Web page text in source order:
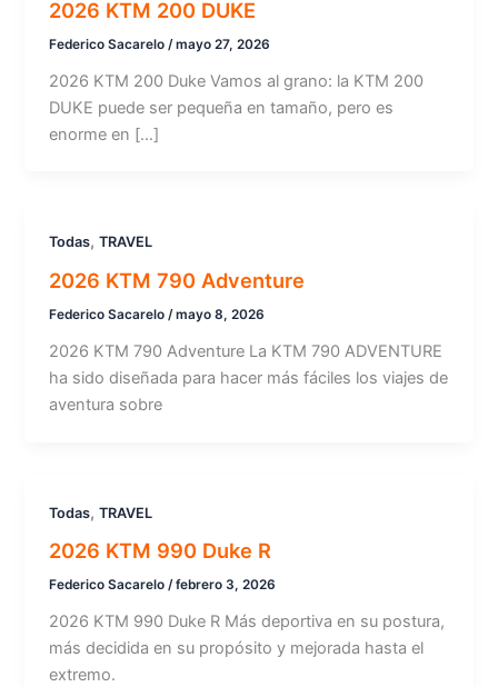
2026 KTM 200 DUKE
Federico Sacarelo /mayo 27, 2026
2026 KTM 200 Duke Vamos al grano: la KTM 200
DUKE puede ser pequeña en tamaño, pero es
enorme en […]
Todas,TRAVEL
2026 KTM 790 Adventure
Federico Sacarelo/mayo 8, 2026
2026 KTM 790 Adventure La KTM 790 ADVENTURE
ha sido diseñada para hacer más fáciles los viajes de
aventura sobre
Todas,TRAVEL
2026 KTM 990 Duke R
Federico Sacarelo/febrero 3, 2026
2026 KTM 990 Duke R Más deportiva en su postura,
más decidida en su propósito y mejorada hasta el
extremo.